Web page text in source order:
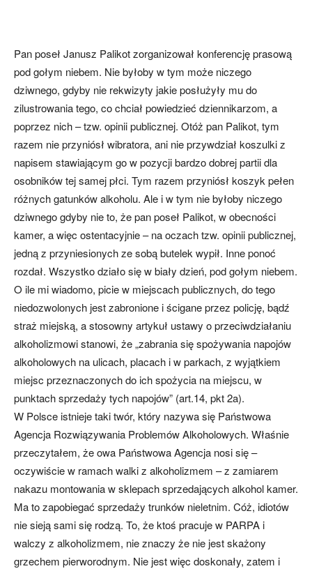
Pan poseł Janusz Palikot zorganizował konferencję prasową
pod gołym niebem. Nie byłoby w tym może niczego
dziwnego, gdyby nie rekwizyty jakie posłużyły mu do
zilustrowania tego, co chciał powiedzieć dziennikarzom, a
poprzez nich – tzw. opinii publicznej. Otóż pan Palikot, tym
razem nie przyniósł wibratora, ani nie przywdział koszulki z
napisem stawiającym go w pozycji bardzo dobrej partii dla
osobników tej samej płci. Tym razem przyniósł koszyk pełen
różnych gatunków alkoholu. Ale i w tym nie byłoby niczego
dziwnego gdyby nie to, że pan poseł Palikot, w obecności
kamer, a więc ostentacyjnie – na oczach tzw. opinii publicznej,
jedną z przyniesionych ze sobą butelek wypił. Inne ponoć
rozdał. Wszystko działo się w biały dzień, pod gołym niebem.
O ile mi wiadomo, picie w miejscach publicznych, do tego
niedozwolonych jest zabronione i ścigane przez policję, bądź
straż miejską, a stosowny artykuł ustawy o przeciwdziałaniu
alkoholizmowi stanowi, że „zabrania się spożywania napojów
alkoholowych na ulicach, placach i w parkach, z wyjątkiem
miejsc przeznaczonych do ich spożycia na miejscu, w
punktach sprzedaży tych napojów” (art.14, pkt 2a).
W Polsce istnieje taki twór, który nazywa się Państwowa
Agencja Rozwiązywania Problemów Alkoholowych. Właśnie
przeczytałem, że owa Państwowa Agencja nosi się –
oczywiście w ramach walki z alkoholizmem – z zamiarem
nakazu montowania w sklepach sprzedających alkohol kamer.
Ma to zapobiegać sprzedaży trunków nieletnim. Cóż, idiotów
nie sieją sami się rodzą. To, że ktoś pracuje w PARPA i
walczy z alkoholizmem, nie znaczy że nie jest skażony
grzechem pierworodnym. Nie jest więc doskonały, zatem i